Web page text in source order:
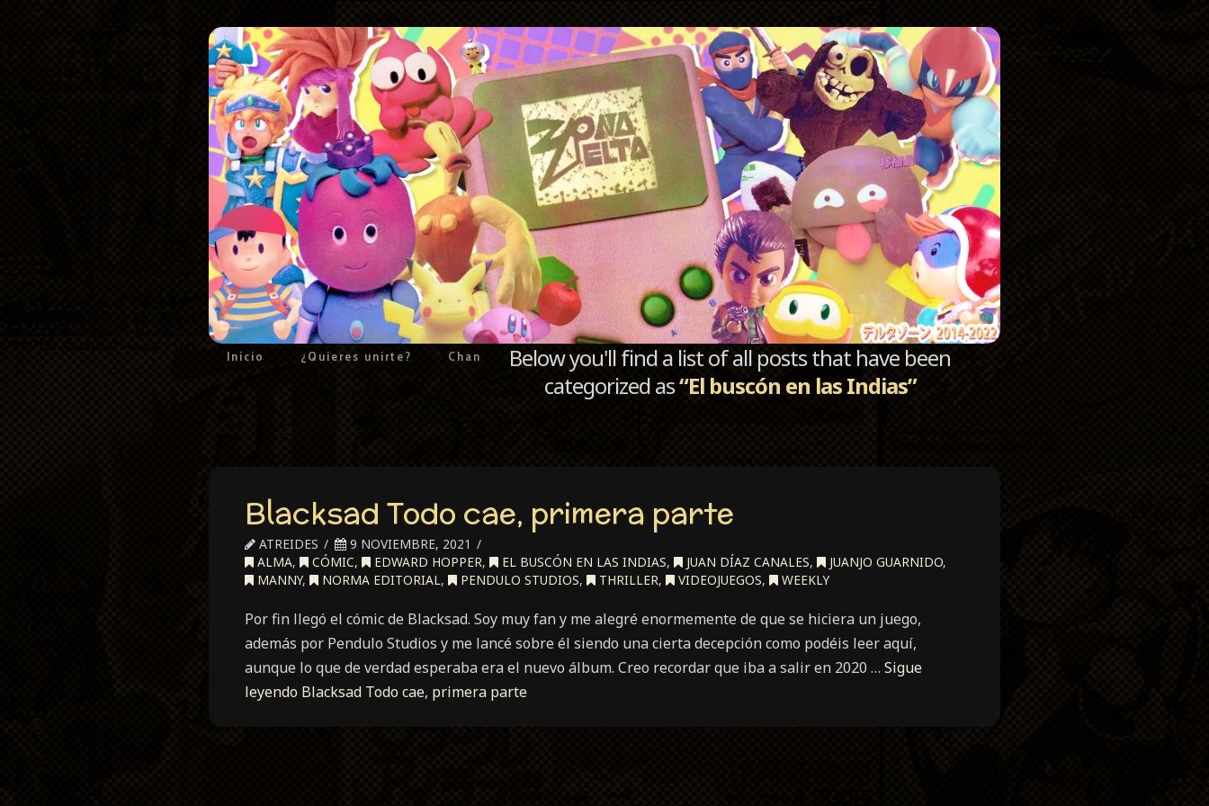
Inicio ¿Quieres unirte? Chan
Below you'll find a list of all posts that have been
categorized as“El buscón en las Indias”
Blacksad Todo cae, primera parte
ATREIDES
9 NOVIEMBRE, 2021
ALMA, CÓMIC, EDWARD HOPPER, EL BUSCÓN EN LAS INDIAS, JUAN DÍAZ CANALES, JUANJO GUARNIDO,
MANNY, NORMA EDITORIAL, PENDULO STUDIOS, THRILLER, VIDEOJUEGOS, WEEKLY
Por fin llegó el cómic de Blacksad. Soy muy fan y me alegré enormemente de que se hiciera un juego,
además por Pendulo Studios y me lancé sobre él siendo una cierta decepción como podéis leer aquí,
aunque lo que de verdad esperaba era el nuevo álbum. Creo recordar que iba a salir en 2020 … Sigue
leyendo Blacksad Todo cae, primera parte